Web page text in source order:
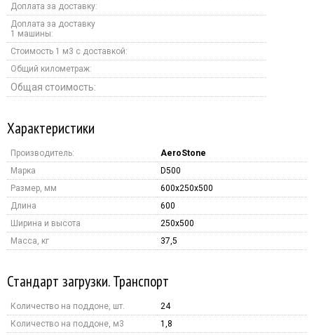
Доплата за доставку:
Доплата за доставку
1 машины:
Стоимость 1 м3 с доставкой:
Общий километраж:
Общая стоимость:
Характеристики
Производитель:
AeroStone
Марка
D500
Размер, мм
600x250x500
Длина
600
Ширина и высота
250x500
Масса, кг
37,5
Стандарт загрузки. Транспорт
Количество на поддоне, шт.
24
Количество на поддоне, м3
1,8